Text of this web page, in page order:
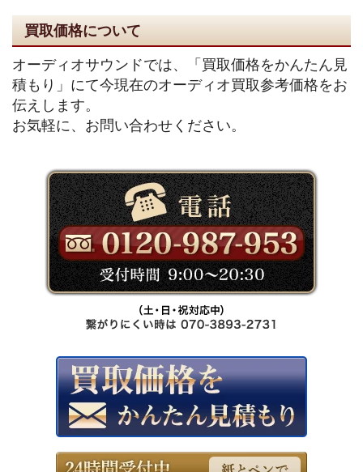
買取価格について
オーディオサウンドでは、「買取価格をかんたん見
積もり」にて今現在のオーディオ買取参考価格をお
伝えします。
お気軽に、お問い合わせください。